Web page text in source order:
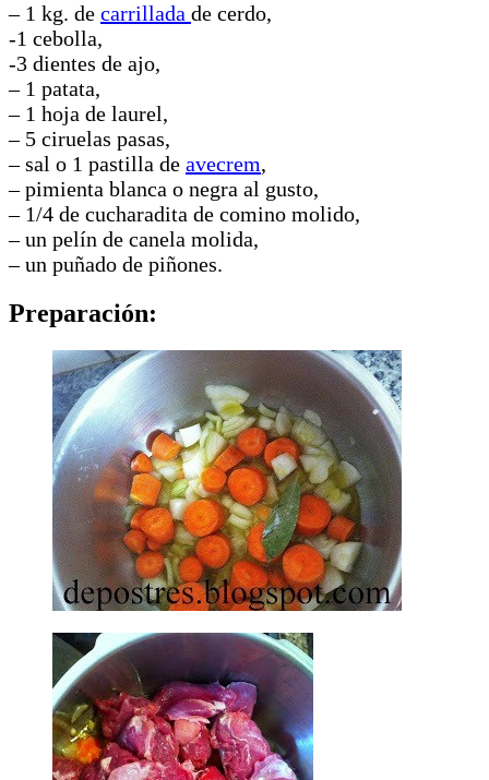
– 1 kg. de carrillada de cerdo,
-1 cebolla,
-3 dientes de ajo,
– 1 patata,
– 1 hoja de laurel,
– 5 ciruelas pasas,
– sal o 1 pastilla de avecrem,
– pimienta blanca o negra al gusto,
– 1/4 de cucharadita de comino molido,
– un pelín de canela molida,
– un puñado de piñones.
Preparación: